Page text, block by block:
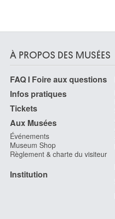
De Roeck Lucien
de Roore Ignatius
Anvers 1686 - La Haye 1747
De Roy Jean-Baptiste
Bruxelles 1759 - 1839
De Rudder Isidore
Bruxelles 1855 - Uccle / Bruxelles
Alost 1867 - Leupegem / Audenarde
de Sauter Willy
de Senezcourt Jules
À PROPOS DES MUSÉES
FAQ I Foire aux questions
Infos pratiques
Tickets
Aux Musées
Événements
Museum Shop
Règlement & charte du visiteur
Institution